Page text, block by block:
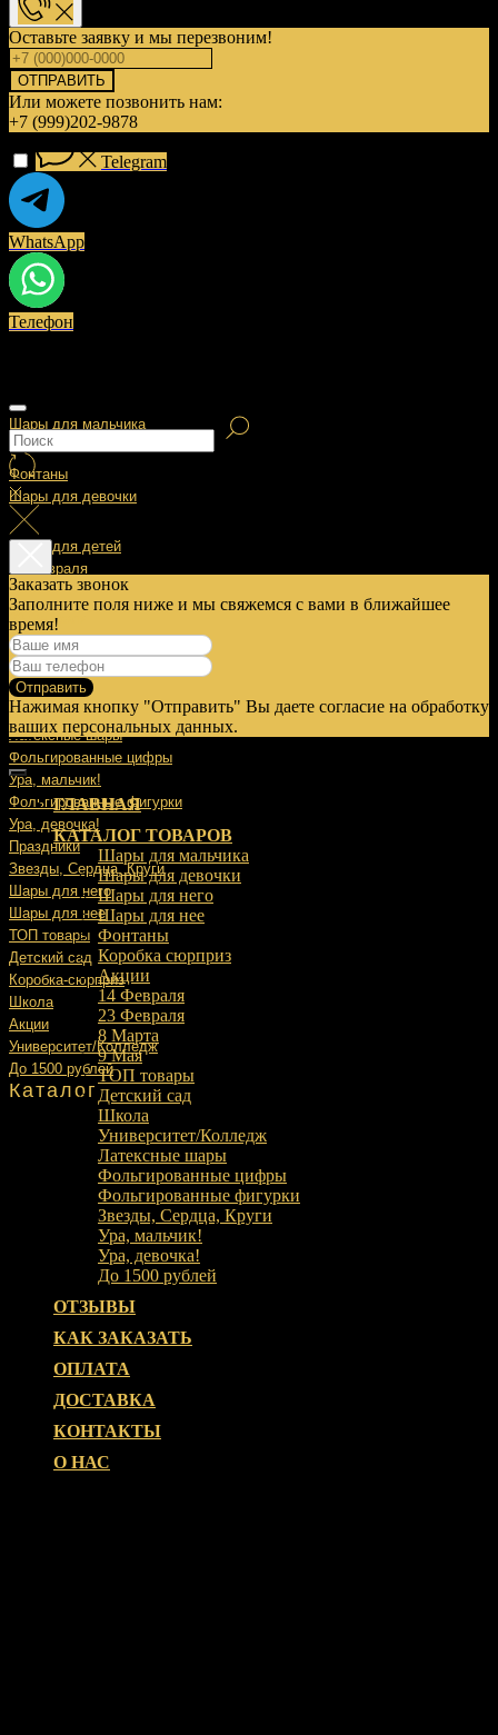
Шары для мальчика
Фонтаны
Шары для девочки
Шары для детей
14 Февраля
23 Февраля
8 Марта
9 Мая
Выписка
Латексные шары
Фольгированные цифры
Ура, мальчик!
Фольгированные фигурки
Ура, девочка!
Праздники
Звезды, Сердца, Круги
Шары для него
Шары для нее
ТОП товары
Детский сад
Коробка-сюрприз
Школа
Акции
Университет/Колледж
До 1500 рублей
Каталог
Оставьте заявку и мы перезвоним!
ОТПРАВИТЬ
Или можете позвонить нам:
+7 (999)202-9878
Telegram
WhatsApp
Телефон
Заказать звонок
Заполните поля ниже и мы свяжемся с вами в ближайшее
время!
Отправить
Нажимая кнопку "Отправить" Вы даете согласие на обработку
ваших персональных данных.
ГЛАВНАЯ
КАТАЛОГ ТОВАРОВ
Шары для мальчика
Шары для девочки
Шары для него
Шары для нее
Фонтаны
Коробка сюрприз
Акции
14 Февраля
23 Февраля
8 Марта
9 Мая
ТОП товары
Детский сад
Школа
Университет/Колледж
Латексные шары
Фольгированные цифры
Фольгированные фигурки
Звезды, Сердца, Круги
Ура, мальчик!
Ура, девочка!
До 1500 рублей
ОТЗЫВЫ
КАК ЗАКАЗАТЬ
ОПЛАТА
ДОСТАВКА
КОНТАКТЫ
О НАС